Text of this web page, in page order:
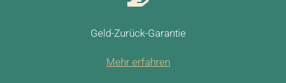
Geld-Zurück-Garantie
Mehr erfahren